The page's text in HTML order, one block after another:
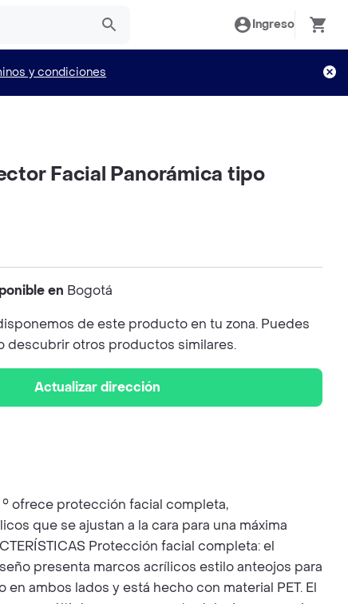
Ingreso
y condiciones
Facial Panorámica tipo
en Bogotá
de este producto en tu zona. Puedes
descubrir otros productos similares.
Actualizar dirección
ofrece protección facial completa,
que se ajustan a la cara para una máxima
Protección facial completa: el
presenta marcos acrílicos estilo anteojos para
ambos lados y está hecho con material PET. El